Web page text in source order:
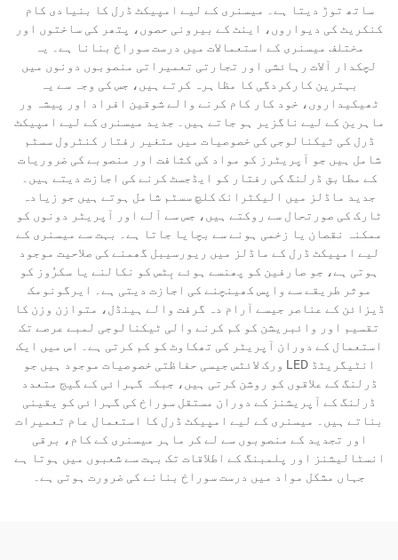
ساتھ توڑ دیتا ہے۔ میسنری کے لیے امپیکٹ ڈرل کا بنیادی کام
کنکریٹ کی دیواروں، اینٹ کے بیرونی حصوں، پتھر کی ساختوں اور
مختلف میسنری کے استعمالات میں درست سوراخ بنانا ہے۔ یہ
لچکدار آلات رہائشی اور تجارتی تعمیراتی منصوبوں دونوں میں
بہترین کارکردگی کا مظاہرہ کرتے ہیں، جس کی وجہ سے یہ
ٹھیکیداروں، خود کار کام کرنے والے شوقین افراد اور پیشہ ور
ماہرین کے لیے ناگزیر ہو جاتے ہیں۔ جدید میسنری کے لیے امپیکٹ
ڈرل کی ٹیکنالوجی کی خصوصیات میں متغیر رفتار کنٹرول سسٹم
شامل ہیں جو آپریٹرز کو مواد کی کثافت اور منصوبے کی ضروریات
کے مطابق ڈرلنگ کی رفتار کو ایڈجسٹ کرنے کی اجازت دیتے ہیں۔
جدید ماڈلز میں الیکٹرانک کلچ سسٹم شامل ہوتے ہیں جو زیادہ
ٹارک کی صورتحال سے روکتے ہیں، جس سے آلے اور آپریٹر دونوں کو
ممکنہ نقصان یا زخمی ہونے سے بچایا جاتا ہے۔ بہت سے میسنری کے
لیے امپیکٹ ڈرل کے ماڈلز میں ریورسیبل گھمنے کی صلاحیت موجود
ہوتی ہے، جو صارفین کو پھنسے ہوئے بِٹس کو نکالنے یا سکرُوز کو
موثر طریقے سے واپس کھینچنے کی اجازت دیتی ہے۔ ایرگونومک
ڈیزائن کے عناصر جیسے آرام دہ گرفت والے ہینڈل، متوازن وزن کا
تقسیم اور وائبریشن کو کم کرنے والی ٹیکنالوجی لمبے عرصے تک
استعمال کے دوران آپریٹر کی تھکاوٹ کو کم کرتی ہے۔ اس میں ایک
انٹیگریٹڈ LED ورک لائٹس جیسی حفاظتی خصوصیات موجود ہیں جو
ڈرلنگ کے علاقوں کو روشن کرتی ہیں، جبکہ گہرائی کے گیج متعدد
ڈرلنگ کے آپریشنز کے دوران مستقل سوراخ کی گہرائی کو یقینی
بناتے ہیں۔ میسنری کے لیے امپیکٹ ڈرل کا استعمال عام تعمیرات
اور تجدید کے منصوبوں سے لے کر ماہر میسنری کے کام، برقی
انسٹالیشنز اور پلمبنگ کے اطلاقات تک بہت سے شعبوں میں ہوتا ہے
جہاں مشکل مواد میں درست سوراخ بنانے کی ضرورت ہوتی ہے۔